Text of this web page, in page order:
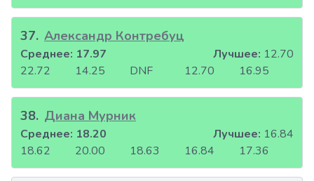
37. Александр Контребуц
22.72 14.25 DNF 12.70 16.95
Среднее: 17.97 Лучшее: 12.70
38. Диана Мурник
18.62 20.00 18.63 16.84 17.36
Среднее: 18.20 Лучшее: 16.84